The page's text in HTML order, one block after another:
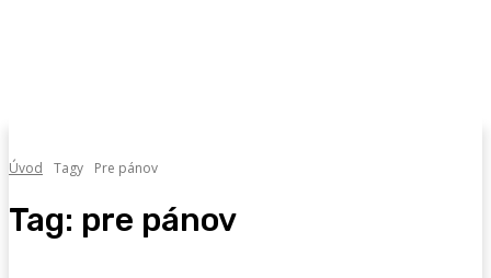
Úvod Tagy Pre pánov
Tag: pre pánov